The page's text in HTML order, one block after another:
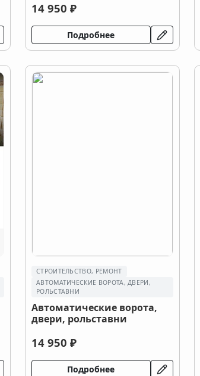
14 950 ₽
Подробнее
СТРОИТЕЛЬСТВО, РЕМОНТ
АВТОМАТИЧЕСКИЕ ВОРОТА, ДВЕРИ,
РОЛЬСТАВНИ
Автоматические ворота,
двери, рольставни
14 950 ₽
Подробнее